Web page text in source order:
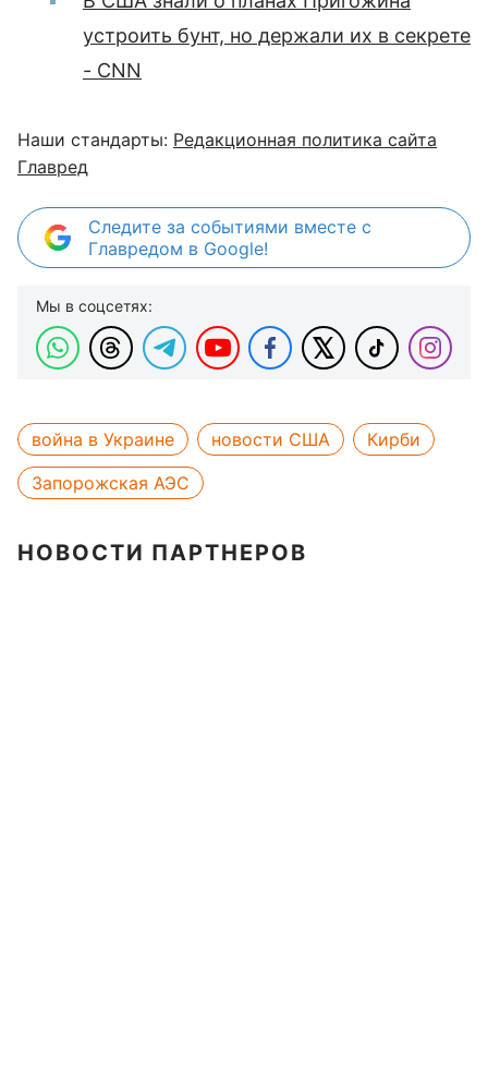
устроить бунт, но держали их в секрете
- CNN
Наши стандарты: Редакционная политика сайта
Главред
Следите за событиями вместе с
Главредом в Google!
Мы в соцсетях:
война в Украине новости США
Кирби
Запорожская АЭС
НОВОСТИ ПАРТНЕРОВ